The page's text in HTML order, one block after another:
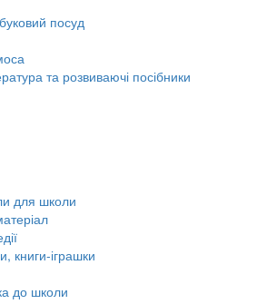
посуд
та розвиваючі посібники
для школи
книги-іграшки
до школи